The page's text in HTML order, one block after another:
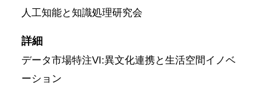
人工知能と知識処理研究会
詳細
データ市場特注VI:異文化連携と生活空間イノベ
ーション